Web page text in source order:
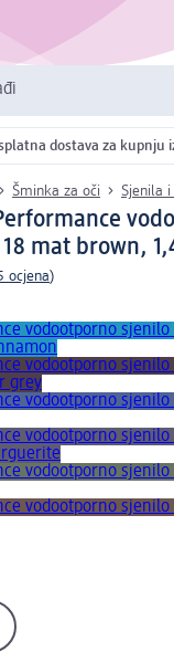
dostava za kupnju
Šminka za oči Sjenila
mat brown,
ocjena)
vodootporno sjenilo
vodootporno sjenilo
grey
vodootporno sjenilo
vodootporno sjenilo
vodootporno sjenilo
vodootporno sjenilo